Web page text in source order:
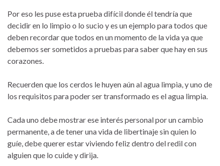
Por eso les puse esta prueba difícil donde él tendría que
decidir en lo limpio o lo sucio y es un ejemplo para todos que
deben recordar que todos en un momento de la vida ya que
debemos ser sometidos a pruebas para saber que hay en sus
corazones.
Recuerden que los cerdos le huyen aún al agua limpia, y uno de
los requisitos para poder ser transformado es el agua limpia.
Cada uno debe mostrar ese interés personal por un cambio
permanente, a de tener una vida de libertinaje sin quien lo
guíe, debe querer estar viviendo feliz dentro del redil con
alguien que lo cuide y dirija.